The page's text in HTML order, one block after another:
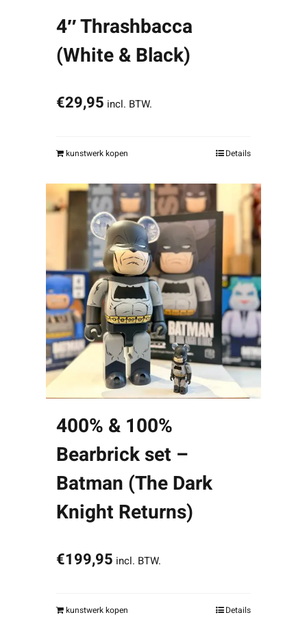
4″ Thrashbacca
(White & Black)
€29,95 incl. BTW.
kunstwerk kopen Details
400% & 100%
Bearbrick set –
Batman (The Dark
Knight Returns)
€199,95 incl. BTW.
kunstwerk kopen Details